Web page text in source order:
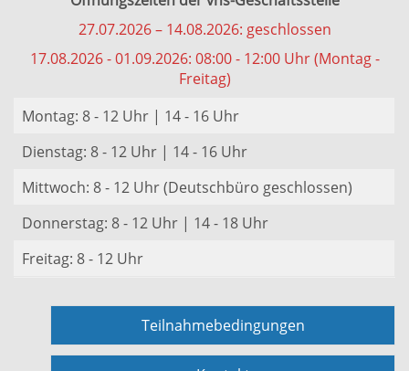
27.07.2026 – 14.08.2026: geschlossen
17.08.2026 - 01.09.2026: 08:00 - 12:00 Uhr (Montag -
Freitag)
Montag: 8 - 12 Uhr | 14 - 16 Uhr
Dienstag: 8 - 12 Uhr | 14 - 16 Uhr
Mittwoch: 8 - 12 Uhr (Deutschbüro geschlossen)
Donnerstag: 8 - 12 Uhr | 14 - 18 Uhr
Freitag: 8 - 12 Uhr
Teilnahmebedingungen